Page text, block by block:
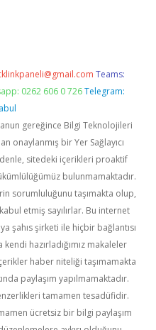
Teams:
0262 606 0 726 Telegram:
gereğince Bilgi Teknolojileri
onaylanmış bir Yer Sağlayıcı
sitedeki içerikleri proaktif
bulunmamaktadır.
sorumluluğunu taşımakta olup,
etmiş sayılırlar. Bu internet
şahıs şirketi ile hiçbir bağlantısı
hazırladığımız makaleler
haber niteliği taşımamakta
paylaşım yapılmamaktadır.
tamamen tesadüfidir.
ücretsiz bir bilgi paylaşım